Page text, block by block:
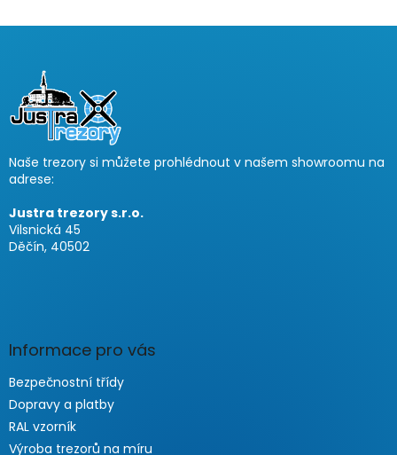
Naše trezory si můžete prohlédnout v našem showroomu na
adrese:
Justra trezory s.r.o.
Vilsnická 45
Děčín, 40502
Informace pro vás
Bezpečnostní třídy
Dopravy a platby
RAL vzorník
Výroba trezorů na míru